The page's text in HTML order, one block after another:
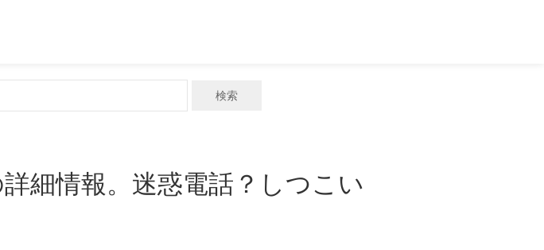
検索
細情報。迷惑電話？しつこい